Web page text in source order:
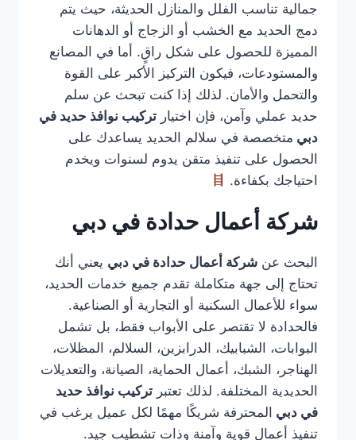
جمالية تناسب الفلل والمنازل الحديثة، حيث يتم
دمج الحديد مع الخشب أو الزجاج أو الدهانات
المميزة للحصول على شكل راقٍ. أما في المصانع
والمستودعات، فيكون التركيز الأكبر على القوة
والتحمل والأمان. لذلك إذا كنت تبحث عن سلم
حديد عملي وآمن، فإن اختيار تركيب نوافذ حديد في
دبي متخصصة في سلالم الحديد يساعدك على
الحصول على تنفيذ متقن يدوم لسنوات ويخدم
احتياجك بكفاءة.
شركة أعمال حدادة في دبي
البحث عن شركة أعمال حدادة في دبي يعني أنك
تحتاج إلى جهة متكاملة تقدم جميع خدمات الحديد،
سواء للأعمال السكنية أو التجارية أو الصناعية.
فالحدادة لا تقتصر على الأبواب فقط، بل تشمل
البوابات، الشبابيك، الدرابزين، السلالم، المظلات،
الهناجر، الشبك، أعمال الحماية، الصيانة، والتعديلات
الحديدية المختلفة. لذلك تعتبر تركيب نوافذ حديد
في دبي المحترفة شريكًا مهمًا لكل عميل يرغب في
تنفيذ أعمال قوية وآمنة وذات تشطيب جيد.